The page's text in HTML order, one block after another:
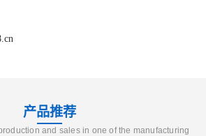
产品推荐
and sales in one of the manufacturing